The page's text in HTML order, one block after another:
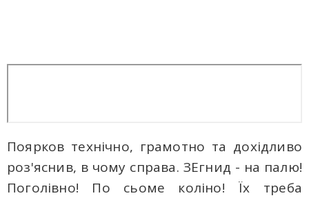
Поярков технічно, грамотно та дохідливо
роз'яснив, в чому справа. ЗЕгнид - на палю!
Поголівно! По сьоме коліно! Їх треба